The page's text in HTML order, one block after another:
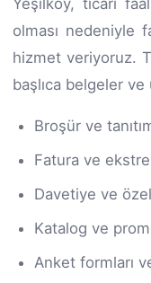
olması nedeniyle
hizmet veriyoruz.
başlıca belgeler ve
Broşür ve
Fatura ve
Davetiye ve
Katalog ve
Anket formları